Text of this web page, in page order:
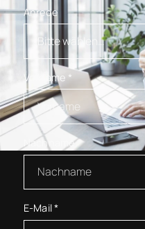
Anrede
Vorname *
Nachname*
E-Mail*